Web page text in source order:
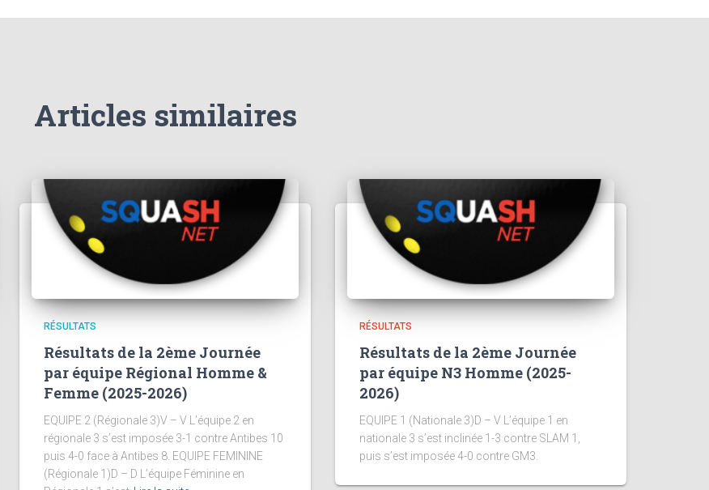
Articles similaires
RÉSULTATS
Résultats de la 2ème Journée
par équipe Régional Homme &
Femme (2025-2026)
EQUIPE 2 (Régionale 3)V – V L’équipe 2 en
régionale 3 s’est imposée 3-1 contre Antibes 10
puis 4-0 face à Antibes 8. EQUIPE FEMININE
(Régionale 1)D – D L’équipe Féminine en
RÉSULTATS
Résultats de la 2ème Journée
par équipe N3 Homme (2025-
2026)
EQUIPE 1 (Nationale 3)D – V L’équipe 1 en
nationale 3 s’est inclinée 1-3 contre SLAM 1,
puis s’est imposée 4-0 contre GM3.